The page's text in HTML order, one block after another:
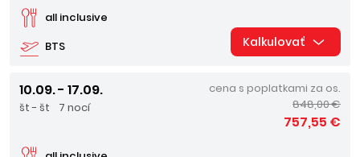
BTS
all inclusive
Kalkulovať
10.09. - 17.09.
št - št 7 nocí
cena s poplatkami za os.
848,00 €
757,55 €